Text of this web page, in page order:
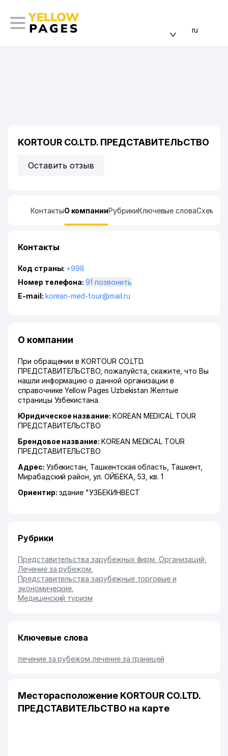
ru
KORTOUR CO.LTD. ПРЕДСТАВИТЕЛЬСТВО
Оставить отзыв
КонтактыО компанииРубрикиКлючевые словаСхема
Контакты
Код страны: +998
Номер телефона:
91 позвонить
E-mail: korean-med-tour@mail.ru
О компании
При обращении в KORTOUR CO.LTD.
ПРЕДСТАВИТЕЛЬСТВО, пожалуйста, скажите, что Вы
нашли информацию о данной организации в
справочнике Yellow Pages Uzbekistan Желтые
страницы Узбекистана.
Юридическое название: KOREAN MEDICAL TOUR
ПРЕДСТАВИТЕЛЬСТВО
Брендовое название: KOREAN MEDICAL TOUR
ПРЕДСТАВИТЕЛЬСТВО
Адрес: Узбекистан, Ташкентская область Ташкент,
Мирабадский район ,ул. ОЙБЕКА , 53, кв. 1
Ориентир: здание "УЗБЕКИНВЕСТ
Рубрики
Представительства зарубежных фирм, Организаций
Лечение за рубежом
Представительства зарубежные торговые и
экономические
Медицинский туризм
Ключевые слова
лечение за рубежом лечение за границей
Месторасположение KORTOUR CO.LTD.
ПРЕДСТАВИТЕЛЬСТВО на карте